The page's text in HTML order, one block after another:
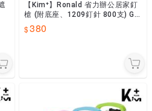
【Kim⁺】Ronald 省力辦公居家釘
槍 (附底座、1209釘針 800支) GA
1214A
380